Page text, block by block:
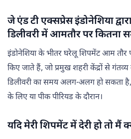
जे एंड टी एक्सप्रेस इंडोनेशिया
डिलीवरी में आमतौर पर कितना
इंडोनेशिया के भीतर घरेलू शिपमेंट आम तौर
किए जाते हैं, जो प्रमुख शहरी केंद्रों से गंतव्य
डिलीवरी का समय अलग-अलग हो सकता
के लिए या पीक पीरियड के दौरान।
यदि मेरी शिपमेंट में देरी हो तो मैं